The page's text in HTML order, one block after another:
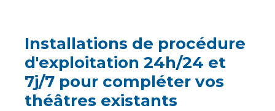
Installations de procédure
d'exploitation 24h/24 et
7j/7 pour compléter vos
théâtres existants